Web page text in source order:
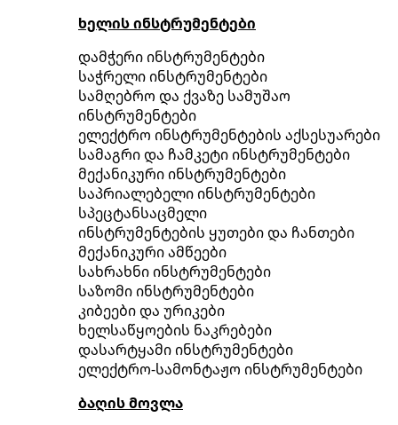
ხელის ინსტრუმენტები
დამჭერი ინსტრუმენტები
საჭრელი ინსტრუმენტები
სამღებრო და ქვაზე სამუშაო
ინსტრუმენტები
ელექტრო ინსტრუმენტების აქსესუარები
სამაგრი და ჩამკეტი ინსტრუმენტები
მექანიკური ინსტრუმენტები
საპრიალებელი ინსტრუმენტები
სპეცტანსაცმელი
ინსტრუმენტების ყუთები და ჩანთები
მექანიკური ამწეები
სახრახნი ინსტრუმენტები
საზომი ინსტრუმენტები
კიბეები და ურიკები
ხელსაწყოების ნაკრებები
დასარტყამი ინსტრუმენტები
ელექტრო-სამონტაჟო ინსტრუმენტები
ბაღის მოვლა